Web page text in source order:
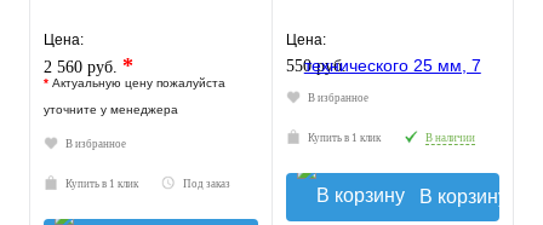
Цена:
2 560 руб. *
* Актуальную цену пожалуйста
уточните у менеджера
В избранное
Купить в 1 клик Под заказ
Цена:
550 руб.
В избранное
Купить в 1 клик В наличии
В корзину